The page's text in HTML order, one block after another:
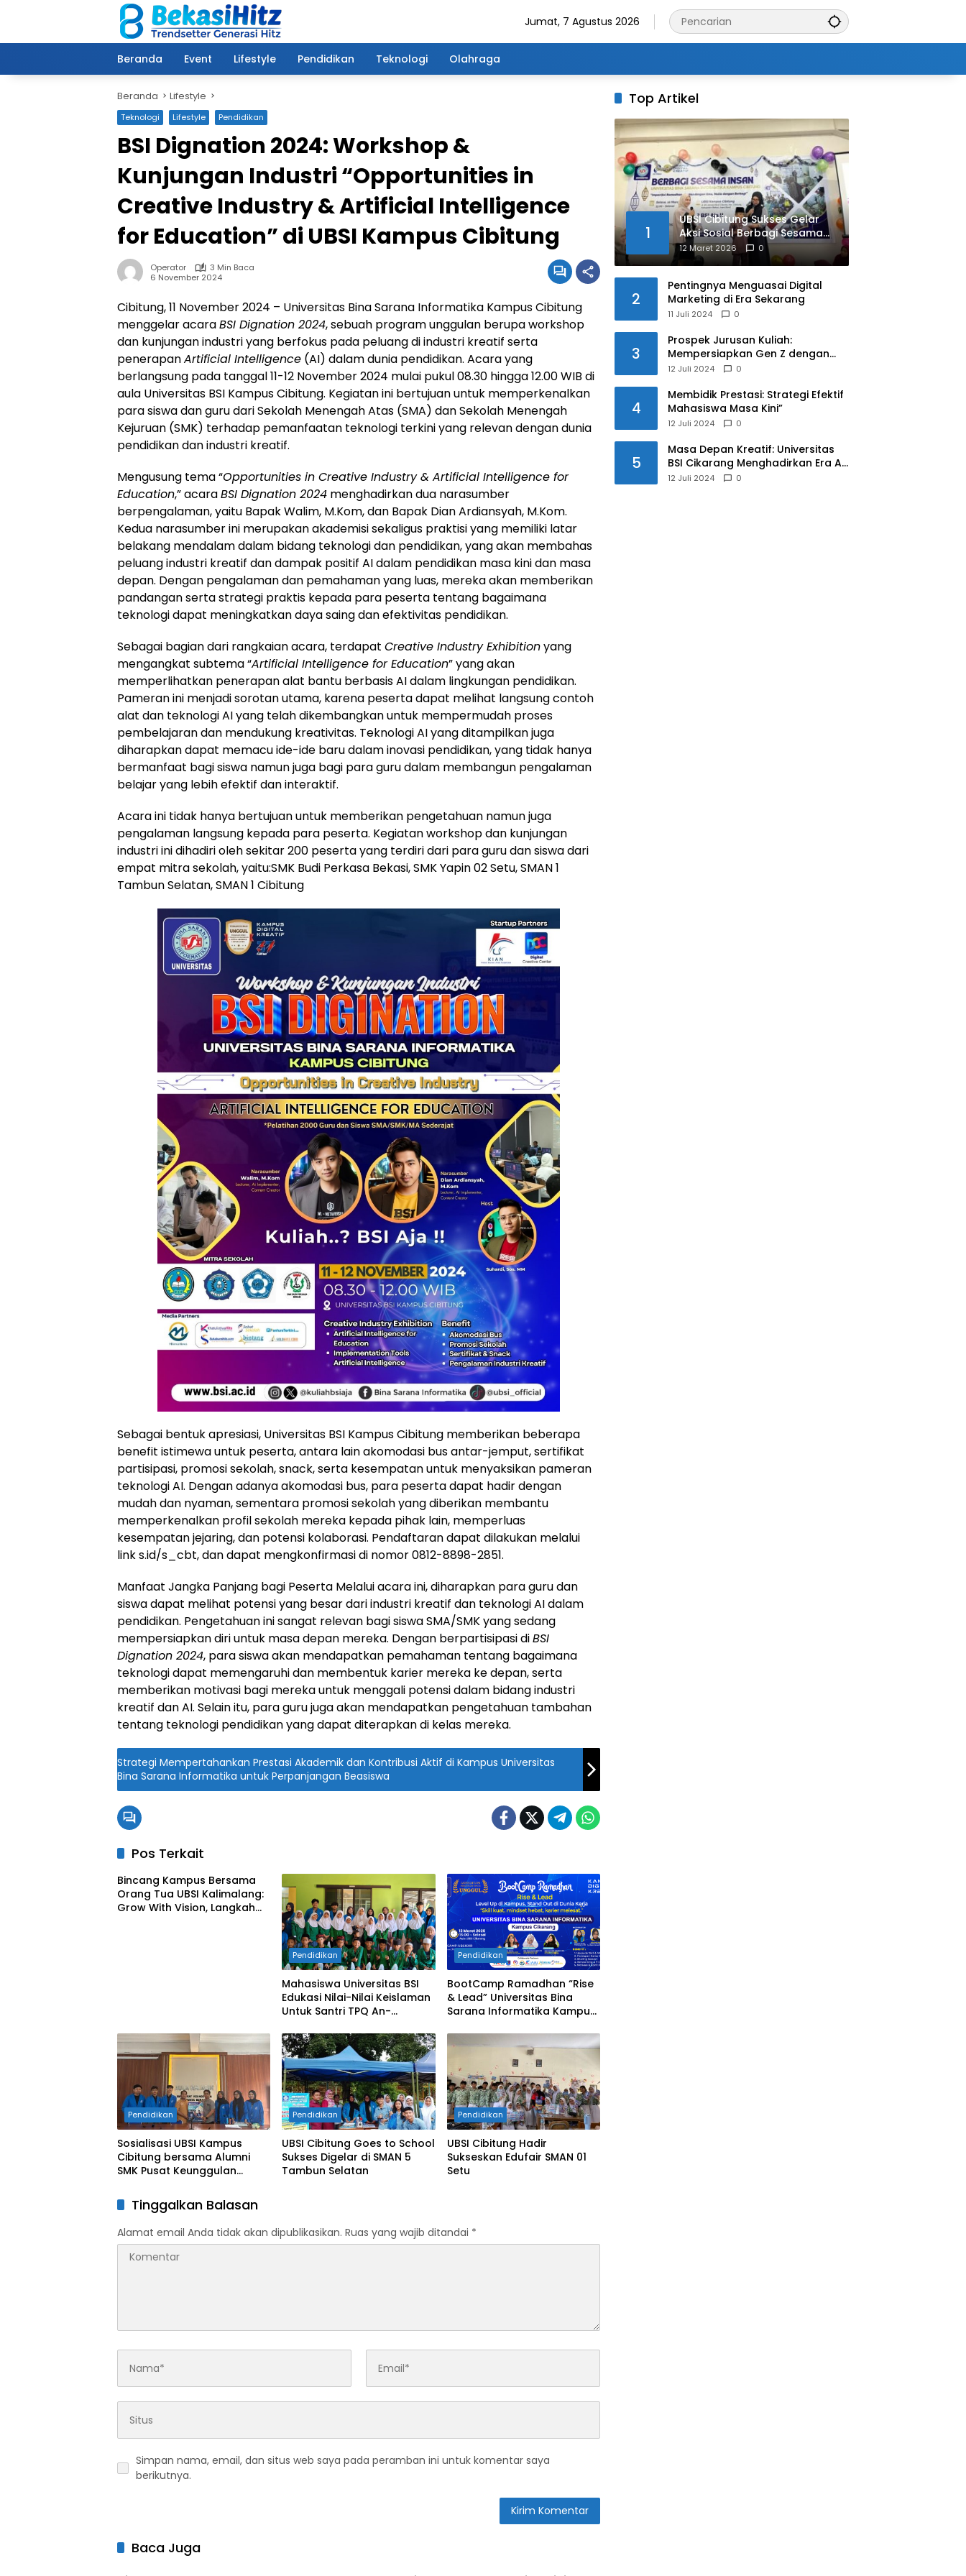
Jumat, 7 Agustus 2026
Beranda Event Lifestyle Pendidikan Teknologi Olahraga
Beranda Lifestyle
Teknologi Lifestyle Pendidikan
BSI Dignation 2024: Workshop &
Kunjungan Industri “Opportunities in
Creative Industry & Artificial Intelligence
for Education” di UBSI Kampus Cibitung
Operator
3 Min Baca
6 November 2024
Cibitung, 11 November 2024 – Universitas Bina Sarana Informatika Kampus Cibitung
menggelar acaraBSI Dignation 2024, sebuah program unggulan berupa workshop
dan kunjungan industri yang berfokus pada peluang di industri kreatif serta
penerapanArtificial Intelligence (AI) dalam dunia pendidikan. Acara yang
berlangsung pada tanggal 11-12 November 2024 mulai pukul 08.30 hingga 12.00 WIB di
aula Universitas BSI Kampus Cibitung. Kegiatan ini bertujuan untuk memperkenalkan
para siswa dan guru dari Sekolah Menengah Atas (SMA) dan Sekolah Menengah
Kejuruan (SMK) terhadap pemanfaatan teknologi terkini yang relevan dengan dunia
pendidikan dan industri kreatif.
Mengusung tema “Opportunities in Creative Industry & Artificial Intelligence for
Education,” acaraBSI Dignation 2024 menghadirkan dua narasumber
berpengalaman, yaitu Bapak Walim, M.Kom, dan Bapak Dian Ardiansyah, M.Kom.
Kedua narasumber ini merupakan akademisi sekaligus praktisi yang memiliki latar
belakang mendalam dalam bidang teknologi dan pendidikan, yang akan membahas
peluang industri kreatif dan dampak positif AI dalam pendidikan masa kini dan masa
depan. Dengan pengalaman dan pemahaman yang luas, mereka akan memberikan
pandangan serta strategi praktis kepada para peserta tentang bagaimana
teknologi dapat meningkatkan daya saing dan efektivitas pendidikan.
Sebagai bagian dari rangkaian acara, terdapat Creative Industry Exhibitionyang
mengangkat subtema “Artificial Intelligence for Education” yang akan
memperlihatkan penerapan alat bantu berbasis AI dalam lingkungan pendidikan.
Pameran ini menjadi sorotan utama, karena peserta dapat melihat langsung contoh
alat dan teknologi AI yang telah dikembangkan untuk mempermudah proses
pembelajaran dan mendukung kreativitas. Teknologi AI yang ditampilkan juga
diharapkan dapat memacu ide-ide baru dalam inovasi pendidikan, yang tidak hanya
bermanfaat bagi siswa namun juga bagi para guru dalam membangun pengalaman
belajar yang lebih efektif dan interaktif.
Acara ini tidak hanya bertujuan untuk memberikan pengetahuan namun juga
pengalaman langsung kepada para peserta. Kegiatan workshop dan kunjungan
industri ini dihadiri oleh sekitar 200 peserta yang terdiri dari para guru dan siswa dari
empat mitra sekolah, yaitu:SMK Budi Perkasa Bekasi, SMK Yapin 02 Setu, SMAN 1
Tambun Selatan, SMAN 1 Cibitung
Sebagai bentuk apresiasi, Universitas BSI Kampus Cibitung memberikan beberapa
benefit istimewa untuk peserta, antara lain akomodasi bus antar-jemput, sertifikat
partisipasi, promosi sekolah, snack, serta kesempatan untuk menyaksikan pameran
teknologi AI. Dengan adanya akomodasi bus, para peserta dapat hadir dengan
mudah dan nyaman, sementara promosi sekolah yang diberikan membantu
memperkenalkan profil sekolah mereka kepada pihak lain, memperluas
kesempatan jejaring, dan potensi kolaborasi. Pendaftaran dapat dilakukan melalui
link s.id/s_cbt, dan dapat mengkonfirmasi di nomor 0812-8898-2851.
Manfaat Jangka Panjang bagi Peserta Melalui acara ini, diharapkan para guru dan
siswa dapat melihat potensi yang besar dari industri kreatif dan teknologi AI dalam
pendidikan. Pengetahuan ini sangat relevan bagi siswa SMA/SMK yang sedang
mempersiapkan diri untuk masa depan mereka. Dengan berpartisipasi diBSI
Dignation 2024, para siswa akan mendapatkan pemahaman tentang bagaimana
teknologi dapat memengaruhi dan membentuk karier mereka ke depan, serta
memberikan motivasi bagi mereka untuk menggali potensi dalam bidang industri
kreatif dan AI. Selain itu, para guru juga akan mendapatkan pengetahuan tambahan
tentang teknologi pendidikan yang dapat diterapkan di kelas mereka.
Strategi Mempertahankan Prestasi Akademik dan Kontribusi Aktif di Kampus Universitas
Bina Sarana Informatika untuk Perpanjangan Beasiswa
Pos Terkait
Bincang Kampus Bersama
Orang Tua UBSI Kalimalang:
Grow With Vision, Langkah
Pendidikan
Mahasiswa Universitas BSI
Edukasi Nilai-Nilai Keislaman
Untuk Santri TPQ An-
Pendidikan
BootCamp Ramadhan “Rise
& Lead” Universitas Bina
Sarana Informatika Kampus
Pendidikan
Sosialisasi UBSI Kampus
Cibitung bersama Alumni
SMK Pusat Keunggulan
Pendidikan
UBSI Cibitung Goes to School
Sukses Digelar di SMAN 5
Tambun Selatan
Pendidikan
UBSI Cibitung Hadir
Sukseskan Edufair SMAN 01
Setu
Tinggalkan Balasan
Alamat email Anda tidak akan dipublikasikan. Ruas yang wajib ditandai *
Simpan nama, email, dan situs web saya pada peramban ini untuk komentar saya
berikutnya.
Baca Juga
Top Artikel
1
UBSI Cibitung Sukses Gelar
Aksi Sosial Berbagi Sesama
Insan
12 Maret 2026 0
2
Pentingnya Menguasai Digital
Marketing di Era Sekarang
11 Juli 2024 0
3
Prospek Jurusan Kuliah:
Mempersiapkan Gen Z dengan
Keterampilan yang Relevan untuk
12 Juli 2024 0
4
Membidik Prestasi: Strategi Efektif
Mahasiswa Masa Kini”
12 Juli 2024 0
5
Masa Depan Kreatif: Universitas
BSI Cikarang Menghadirkan Era AI
untuk Mahasiswa
12 Juli 2024 0